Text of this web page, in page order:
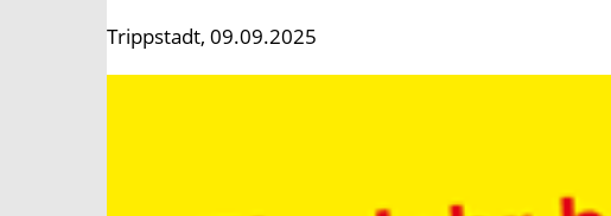
Trippstadt, 09.09.2025